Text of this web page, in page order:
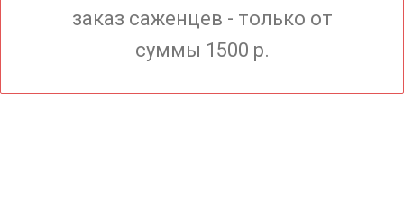
заказ саженцев - только от
суммы 1500 р.